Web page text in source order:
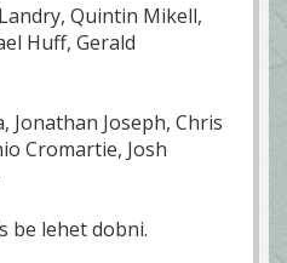
Quintin Mikell,
Huff, Gerald
Jonathan Joseph, Chris
Cromartie, Josh
be lehet dobni.